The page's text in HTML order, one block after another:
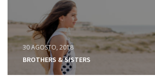
30 AGOSTO, 2018
BROTHERS & SISTERS